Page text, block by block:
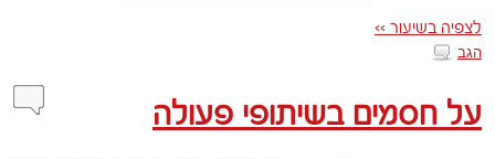
לצפיה בשיעור >>
הגב
על חסמים בשיתופי פעולה